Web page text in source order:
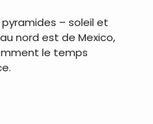
– soleil et
nord est de Mexico,
le temps